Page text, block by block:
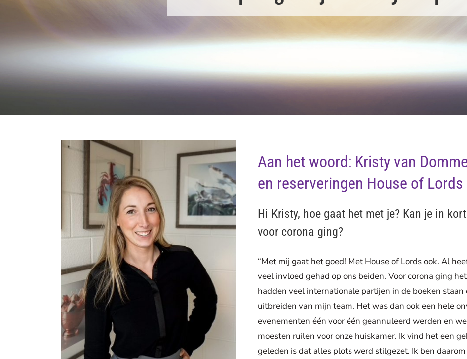
Aan het woord: Kristy van
en reserveringen House of Lords
Hi Kristy, hoe gaat het met je? Kan je in
voor corona ging?
“Met mij gaat het goed! Met House of Lords ook. Al
veel invloed gehad op ons beiden. Voor corona ging
hadden veel internationale partijen in de boeken
uitbreiden van mijn team. Het was dan ook een hele
evenementen één voor één geannuleerd werden en
moesten ruilen voor onze huiskamer. Ik vind het een
geleden is dat alles plots werd stilgezet. Ik ben